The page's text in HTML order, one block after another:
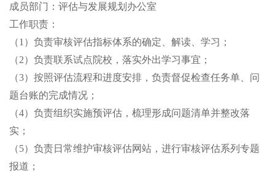
成员部门：评估与发展规划办公室
工作职责：
（1）负责审核评估指标体系的确定、解读、学习；
（2）负责联系试点院校，落实外出学习事宜；
（3）按照评估流程和进度安排，负责督促检查任务单、问
题台账的完成情况；
（4）负责组织实施预评估，梳理形成问题清单并整改落
实；
（5）负责日常维护审核评估网站，进行审核评估系列专题
报道；